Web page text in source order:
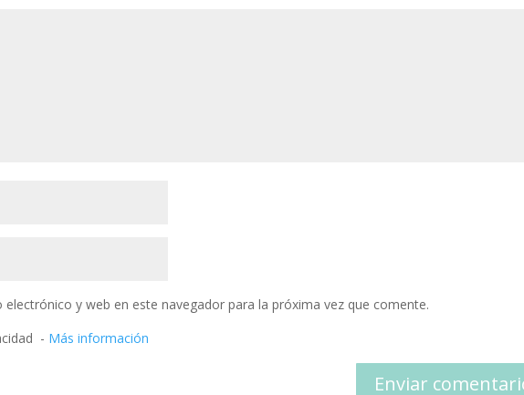
y web en este navegador para la próxima vez que comente.
- Más información